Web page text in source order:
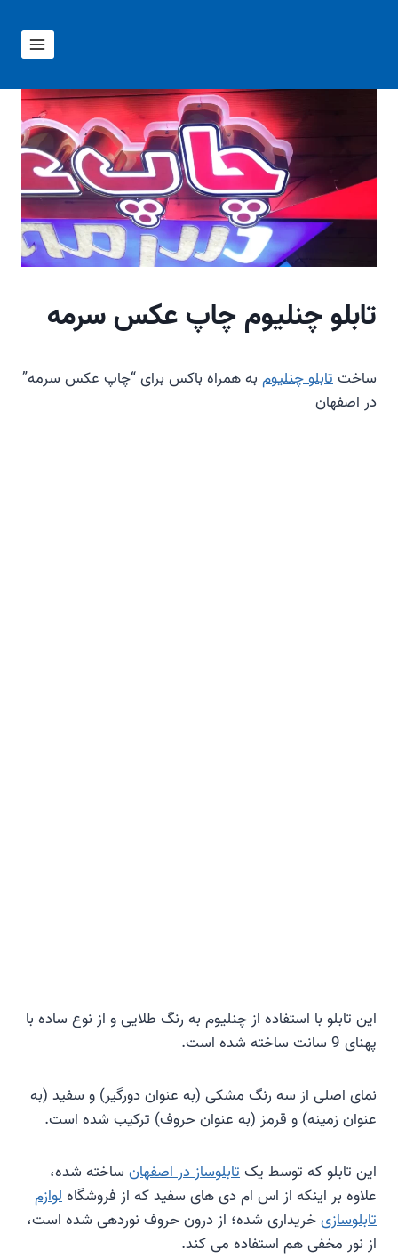
تابلو چنلیوم چاپ عکس سرمه
ساختتابلو چنلیوم به همراه باکس برای “چاپ عکس سرمه”
در اصفهان
این تابلو با استفاده از چنلیوم به رنگ طلایی و از نوع ساده با
پهنای 9 سانت ساخته شده است.
نمای اصلی از سه رنگ مشکی (به عنوان دورگیر) و سفید (به
عنوان زمینه) و قرمز (به عنوان حروف) ترکیب شده است.
این تابلو که توسط یکتابلوساز در اصفهانساخته شده،
علاوه بر اینکه از اس ام دی های سفید که از فروشگاهلوازم
تابلوسازیخریداری شده؛ از درون حروف نوردهی شده است،
از نور مخفی هم استفاده می کند.